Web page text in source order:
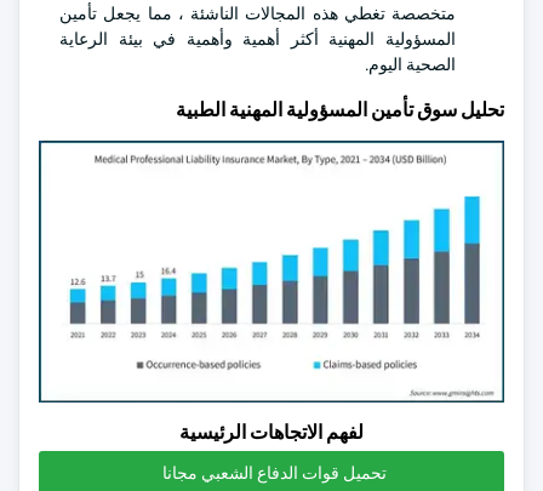
متخصصة تغطي هذه المجالات الناشئة ، مما يجعل تأمين
المسؤولية المهنية أكثر أهمية وأهمية في بيئة الرعاية
الصحية اليوم.
تحليل سوق تأمين المسؤولية المهنية الطبية
لفهم الاتجاهات الرئيسية
تحميل قوات الدفاع الشعبي مجانا